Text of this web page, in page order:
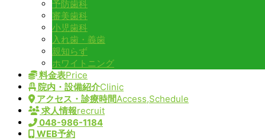
予防歯科
審美歯科
小児歯科
入れ歯・義歯
親知らず
ホワイトニング
料金表Price
院内・設備紹介Clinic
アクセス・診療時間Access,Schedule
求人情報recruit
048-986-1184
WEB予約